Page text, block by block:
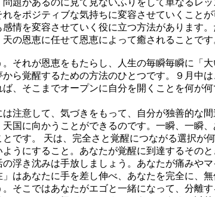
をポジティブな気持ちに変容させていくこと
情を変容させていく役に立つ方法があります
天の恩恵に任せて恩恵によって癒されること
それが恩恵をもたらし、人生の毎瞬毎瞬に「
ら覚醒するための方法のひとつです。９月中
、そこまでオープンに自分を開くことを何が
注意して、気づきをもって、自分が独善的な
国に向かうことができるのです。一瞬、一瞬
です。 天は、完全さと覚醒につながる選択が
うにすること。あなたが覚醒に到達するその
浮き沈みは手放しましょう。あなたが痛みや
はあなたに手を差し伸べ、あなたを完全に、
そこではあなたがエゴと一緒になって、分離